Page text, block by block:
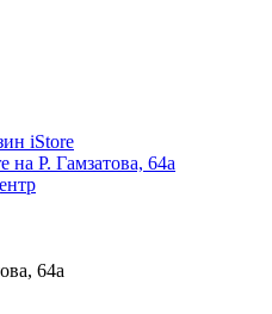
iStore
на Р. Гамзатова, 64а
64а